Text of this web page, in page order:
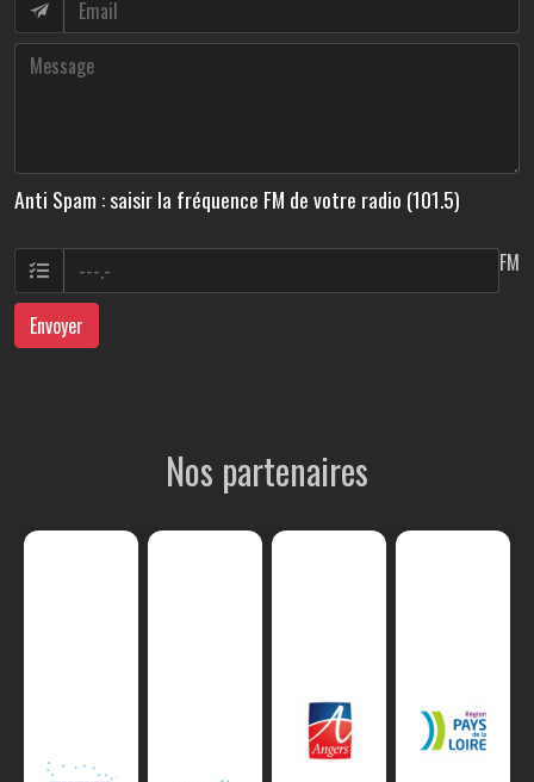
Anti Spam : saisir la fréquence FM de votre radio (101.5)
FM
Envoyer
Nos partenaires